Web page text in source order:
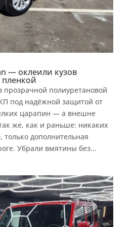
— оклеили кузов
прозрачной полиуретановой
под надёжной защитой от
царапин — а внешне
же, как и раньше: никаких
дополнительная
Убрали вмятины без...